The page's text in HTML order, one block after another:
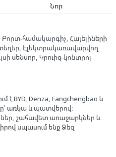
Նոր
Բորտ-համակարգիչ, Հայելիների
Էլեկտրակառավարվող
սենսոր, Կրուիզ-կոնտրոլ
է BYD, Denza, Fangchengbao և
առկա և պատվերով։
շահավետ առաջարկներ և
սպասում ենք Ձեզ